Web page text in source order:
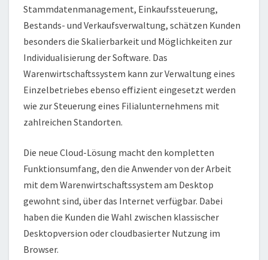
Stammdatenmanagement, Einkaufssteuerung,
Bestands- und Verkaufsverwaltung, schätzen Kunden
besonders die Skalierbarkeit und Möglichkeiten zur
Individualisierung der Software. Das
Warenwirtschaftssystem kann zur Verwaltung eines
Einzelbetriebes ebenso effizient eingesetzt werden
wie zur Steuerung eines Filialunternehmens mit
zahlreichen Standorten.
Die neue Cloud-Lösung macht den kompletten
Funktionsumfang, den die Anwender von der Arbeit
mit dem Warenwirtschaftssystem am Desktop
gewohnt sind, über das Internet verfügbar. Dabei
haben die Kunden die Wahl zwischen klassischer
Desktopversion oder cloudbasierter Nutzung im
Browser.